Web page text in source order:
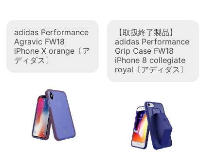
adidas Performance
Agravic FW18
iPhone X orange〔ア
ディダス〕
【取扱終了製品】
adidas Performance
Grip Case FW18
iPhone 8 collegiate
royal〔アディダス〕